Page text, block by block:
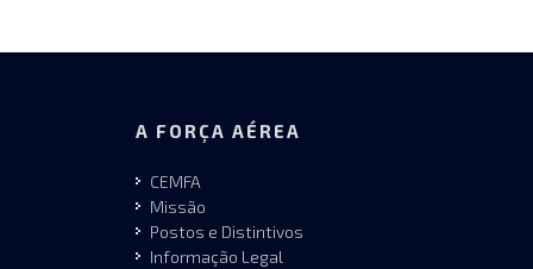
A FORÇA AÉREA
CEMFA
Missão
Postos e Distintivos
Informação Legal